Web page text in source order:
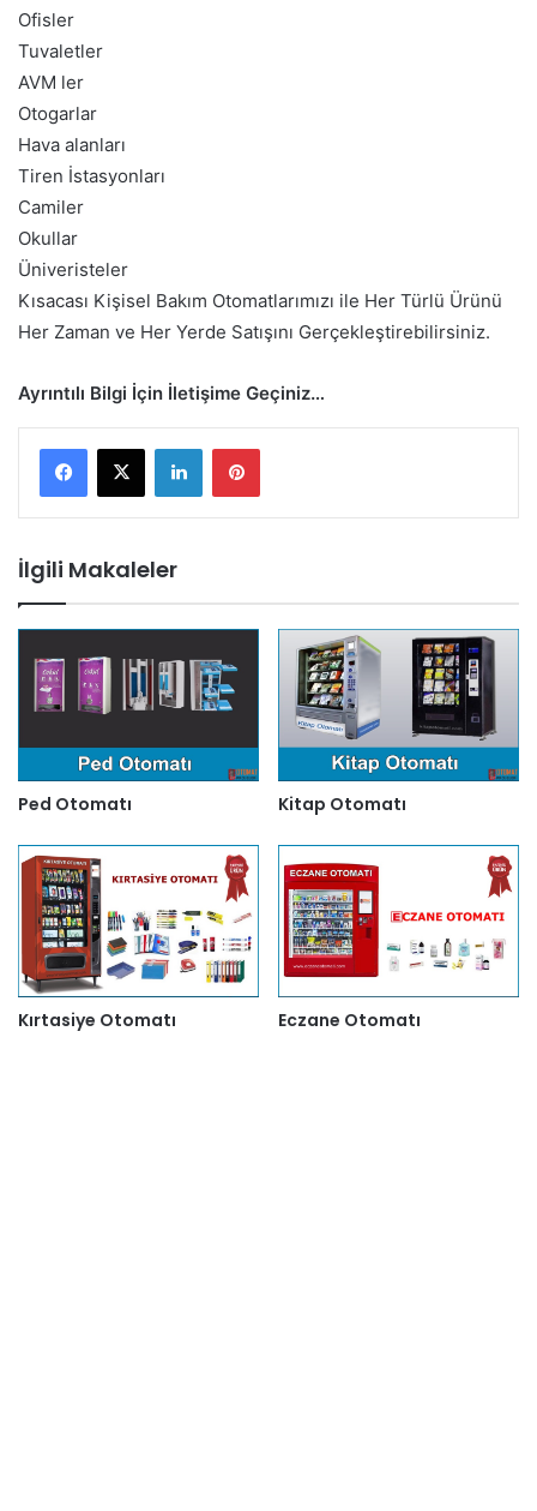
Ofisler
Tuvaletler
AVM ler
Otogarlar
Hava alanları
Tiren İstasyonları
Camiler
Okullar
Üniveristeler
Kısacası Kişisel Bakım Otomatlarımızı ile Her Türlü Ürünü
Her Zaman ve Her Yerde Satışını Gerçekleştirebilirsiniz.
Ayrıntılı Bilgi İçin İletişime Geçiniz…
LinkedInPinterest
İlgili Makaleler
Ped Otomatı Kitap Otomatı
Kırtasiye Otomatı Eczane Otomatı